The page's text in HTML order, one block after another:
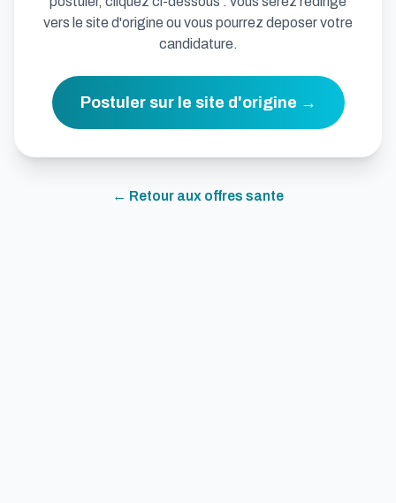
vers le site d'origine ou vous pourrez deposer votre
candidature.
Postuler sur le site d'origine →
← Retour aux offres sante